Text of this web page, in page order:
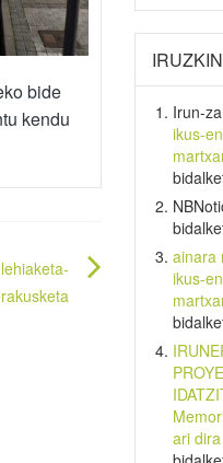
bide
kendu
Irun-
ikus-
ainara
ikus-
ari